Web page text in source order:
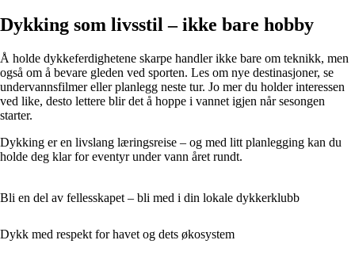
Dykking som livsstil – ikke bare hobby
Å holde dykkeferdighetene skarpe handler ikke bare om teknikk, men
også om å bevare gleden ved sporten. Les om nye destinasjoner, se
undervannsfilmer eller planlegg neste tur. Jo mer du holder interessen
ved like, desto lettere blir det å hoppe i vannet igjen når sesongen
starter.
Dykking er en livslang læringsreise – og med litt planlegging kan du
holde deg klar for eventyr under vann året rundt.
Bli en del av fellesskapet – bli med i din lokale dykkerklubb
Dykk med respekt for havet og dets økosystem